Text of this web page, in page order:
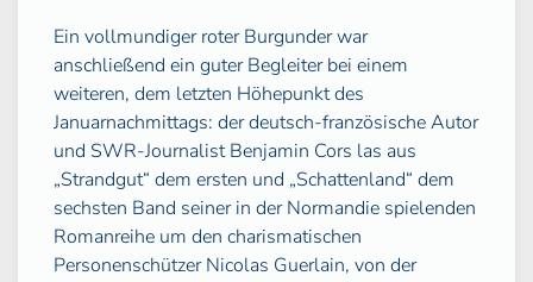
Ein vollmundiger roter Burgunder war
anschließend ein guter Begleiter bei einem
weiteren, dem letzten Höhepunkt des
Januarnachmittags: der deutsch-französische Autor
und SWR-Journalist Benjamin Cors las aus
„Strandgut“ dem ersten und „Schattenland“ dem
sechsten Band seiner in der Normandie spielenden
Romanreihe um den charismatischen
Personenschützer Nicolas Guerlain, von der